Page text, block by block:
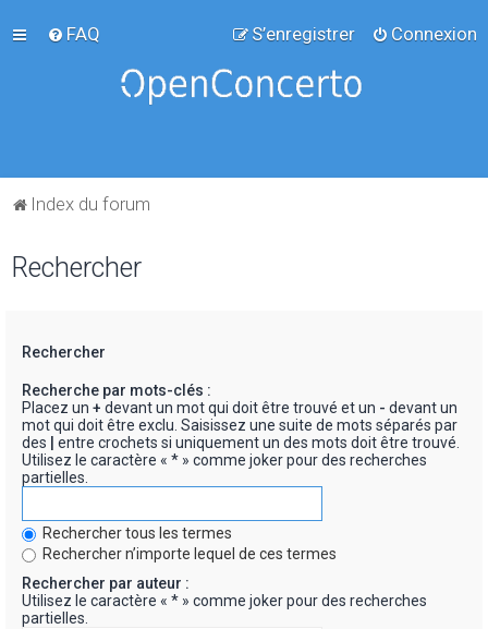
FAQ Connexion
S’enregistrer
Index du forum
Rechercher
Rechercher
Recherche par mots-clés :
Placez un + devant un mot qui doit être trouvé et un - devant un
mot qui doit être exclu. Saisissez une suite de mots séparés par
des
entre crochets si uniquement un des mots doit être trouvé.
Utilisez le caractère « * » comme joker pour des recherches
partielles.
Rechercher tous les termes
Rechercher n’importe lequel de ces termes
Rechercher par auteur :
Utilisez le caractère « * » comme joker pour des recherches
partielles.